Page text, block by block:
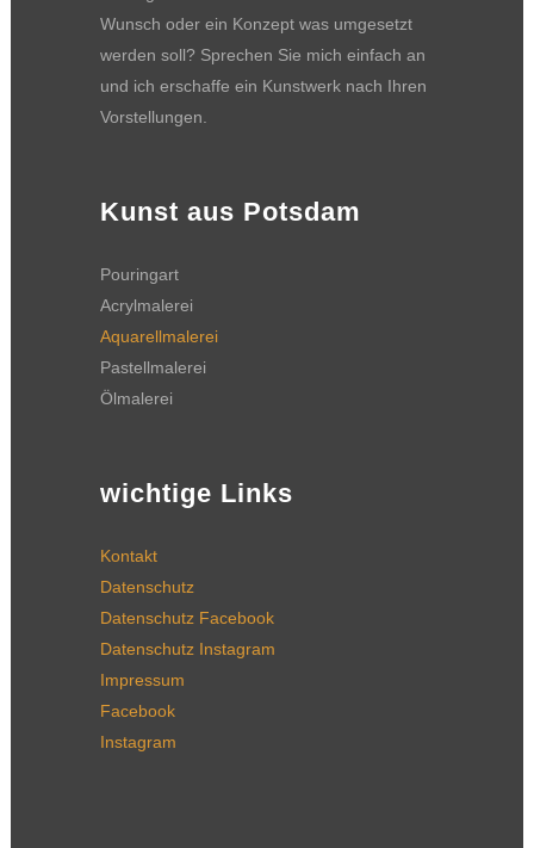
Wunsch oder ein Konzept was umgesetzt
werden soll? Sprechen Sie mich einfach an
und ich erschaffe ein Kunstwerk nach Ihren
Vorstellungen.
Kunst aus Potsdam
Pouringart
Acrylmalerei
Aquarellmalerei
Pastellmalerei
Ölmalerei
wichtige Links
Kontakt
Datenschutz
Datenschutz Facebook
Datenschutz Instagram
Impressum
Facebook
Instagram